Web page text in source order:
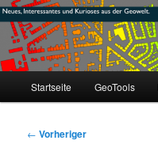
Zum
primären
Inhalt
springen#geoObserver
mikeE's GeoBlog
Startseite GeoTools
Beitragsnavigation
← Vorheriger